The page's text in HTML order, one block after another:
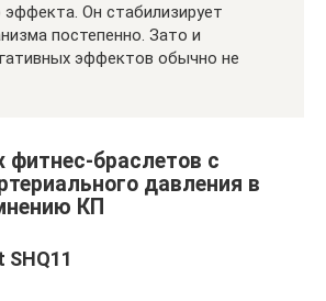
Он стабилизирует
постепенно. Зато и
эффектов обычно не
фитнес-браслетов с
давления в
КП
SHQ11